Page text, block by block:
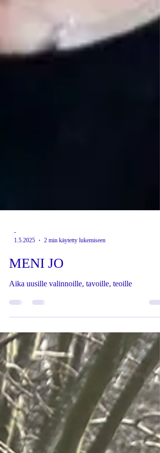
-
1.5.2025
2 min käytetty lukemiseen
Aika uusille valinnoille, tavoille, teoille